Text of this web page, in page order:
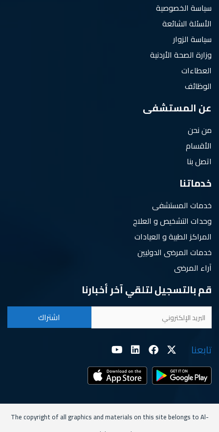
سياسة الخصوصية
الأسئلة الشائعة
سياسة الزوار
وزارة الصحة الأردنية
العطاءات
الوظائف
عن المستشفى
من نحن
الأقسام
اتصل بنا
خدماتنا
خدمات المستشفى
وحدات التشخيص و العلاج
المراكز الطبية و العيادات
خدمات المرضى الدوليين
آراء المرضى
قم بالتسجيل لتلقي آخر أخبارنا
تابعنا
The copyright of all graphics and materials on this site belongs to Al-